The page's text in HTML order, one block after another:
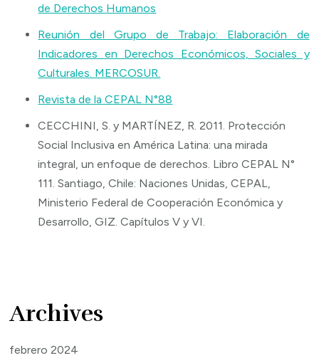
de Derechos Humanos
Reunión del Grupo de Trabajo: Elaboración de
Indicadores en Derechos Económicos, Sociales y
Culturales. MERCOSUR.
Revista de la CEPAL N°88
CECCHINI, S. y MARTÍNEZ, R. 2011. Protección
Social Inclusiva en América Latina: una mirada
integral, un enfoque de derechos. Libro CEPAL N°
111. Santiago, Chile: Naciones Unidas, CEPAL,
Ministerio Federal de Cooperación Económica y
Desarrollo, GIZ. Capítulos V y VI.
Archives
febrero 2024